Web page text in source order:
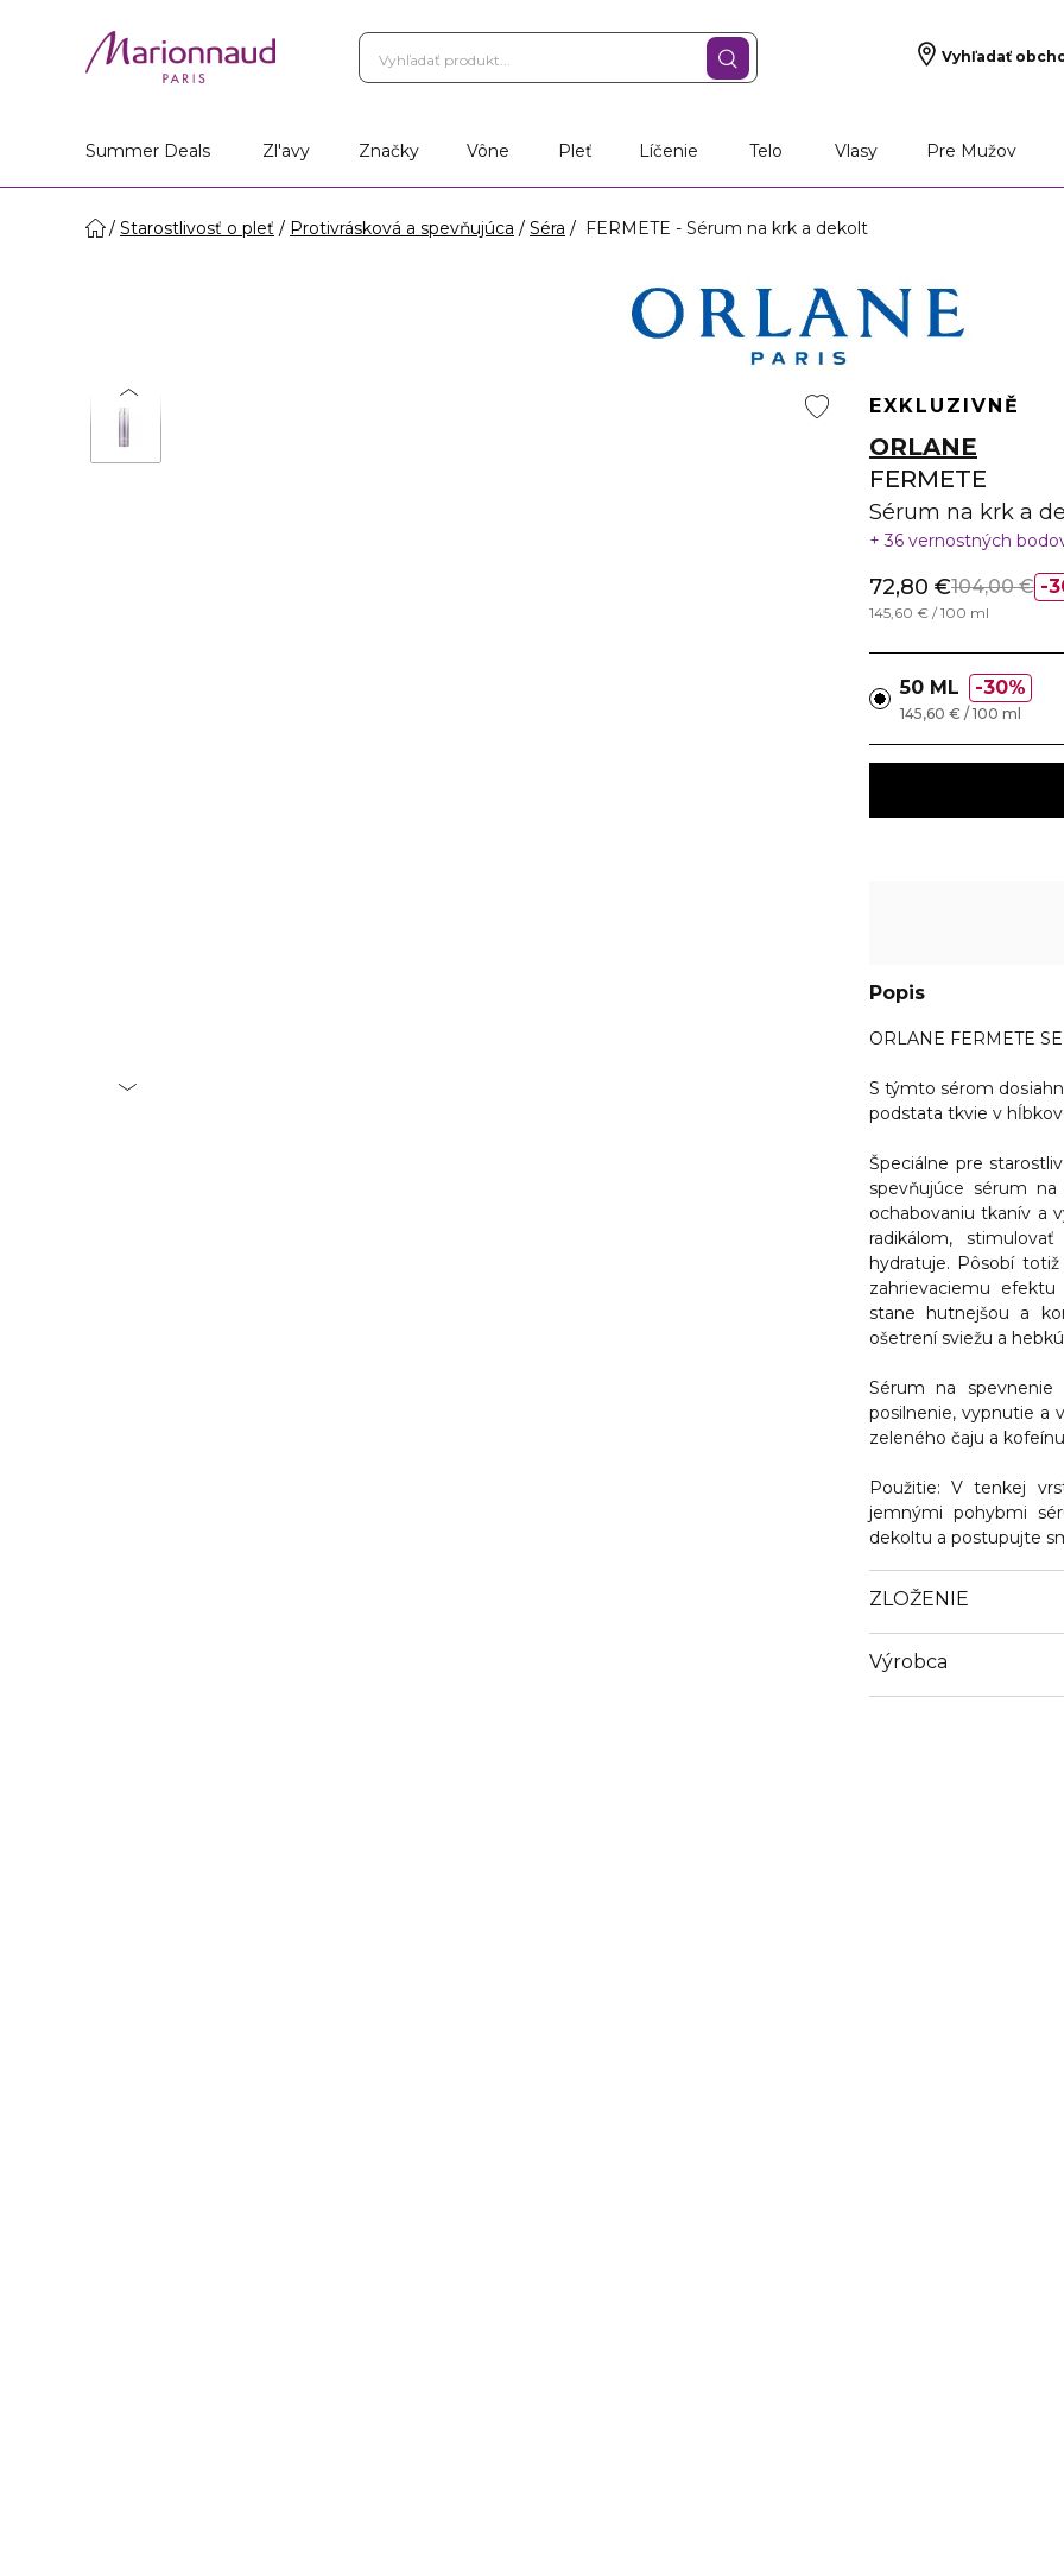
Vyhľadať
Summer Deals Zl'avy Značky Vône Pleť Líčenie Telo Vlasy Pre Mužov
Starostlivosť o pleť Protivrásková a spevňujúca Séra FERMETE - Sérum na krk a dekolt
EXKLUZIVNĚ
ORLANE
FERMETE
Sérum na krk a
36 vernostných
72,80 €104,00 €
145,60 € / 100 ml
50 ML 30%
145,60 € / 100 ml
Popis
ORLANE FERMETE
S týmto sérom
podstata tkvie v
Špeciálne pre
spevňujúce sérum
ochabovaniu tkanív a
radikálom,
hydratuje. Pôsobí
zahrievaciemu
stane hutnejšou a
ošetrení sviežu a
Sérum na
posilnenie, vypnutie a
zeleného čaju a
Použitie: V tenkej
jemnými pohybmi
dekoltu a postupujte
ZLOŽENIE
Výrobca